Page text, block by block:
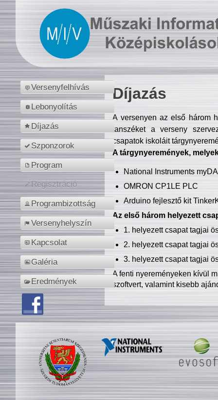
Versenyfelhívás
Lebonyolítás
Díjazás
Szponzorok
Program
Regisztráció
Programbizottság
Versenyhelyszín
Kapcsolat
Galéria
Eredmények
Díjazás
A versenyen az első három
tanszéket a verseny
csapatok iskoláit
A tárgynyeremények,
National Instruments
OMRON CP1LE PLC
Arduino fejlesztő kit
Az első három helyezett
1. helyezett csapat tagjai
2. helyezett csapat tagjai
3. helyezett csapat tagjai
A fenti nyereményeken kívül
szoftvert, valamint kisebb